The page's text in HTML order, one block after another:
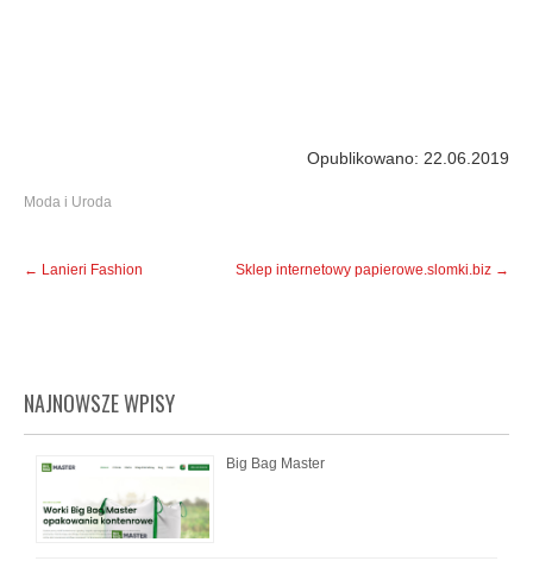
Opublikowano: 22.06.2019
Moda i Uroda
navigation
← Lanieri Fashion Sklep internetowy papierowe.slomki.biz →
NAJNOWSZE WPISY
Big Bag Master